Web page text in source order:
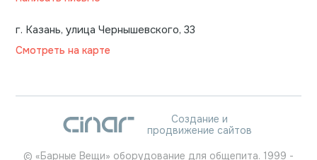
г. Казань, улица Чернышевского, 33
Смотреть на карте
Создание и
продвижение сайтов
© «Барные Вещи» оборудование для общепита. 1999 -